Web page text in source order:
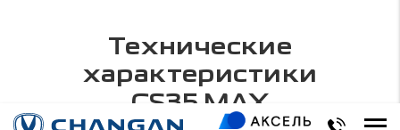
Технические
характеристики
CS35 MAX